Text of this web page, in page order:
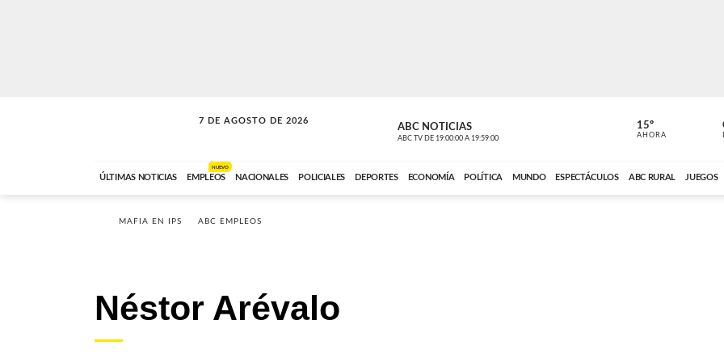
7 DE AGOSTO DE 2026
SOLO MÚSICA ABC NOTICIAS
ABC TV DE 19:00:00 A 19:59:00
CARDINAL
ABC CARDINAL
15º
AHORA
ÚLTIMAS NOTICIAS EMPLEOS
NUEVO
NACIONALES POLICIALES DEPORTES ECONOMÍA POLÍTICA MUNDO ESPECTÁCULOS ABC RURAL JUEGOS
MAFIA EN IPS ABC EMPLEOS
Néstor Arévalo